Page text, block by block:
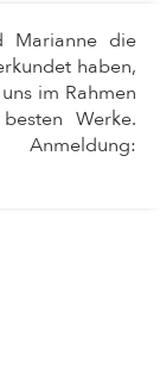
Marianne die
haben,
im Rahmen
Werke.